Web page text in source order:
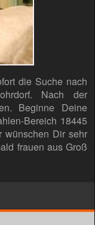
die Suche nach
Nach der
Beginne Deine
Bereich 18445
wünschen Dir sehr
frauen aus Groß